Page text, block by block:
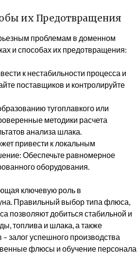
их Предотвращения
проблемам в доменном
и способах их предотвращения:
к нестабильности процесса и
поставщиков и контролируйте
тугоплавкого или
методики расчета
анализа шлака.
привести к локальным
Обеспечьте равномерное
оборудования.
ключевую роль в
Правильный выбор типа флюса,
позволяют добиться стабильной и
топлива и шлака, а также
залог успешного производства
флюсы и обучение персонала